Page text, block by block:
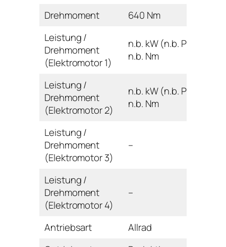
Drehmoment
640 Nm
Leistung /
Drehmoment
(Elektromotor 1)
n.b. kW (n.b. PS) /
n.b. Nm
Leistung /
Drehmoment
(Elektromotor 2)
n.b. kW (n.b. PS) /
n.b. Nm
Leistung /
Drehmoment
(Elektromotor 3)
–
Leistung /
Drehmoment
(Elektromotor 4)
–
Antriebsart
Allrad